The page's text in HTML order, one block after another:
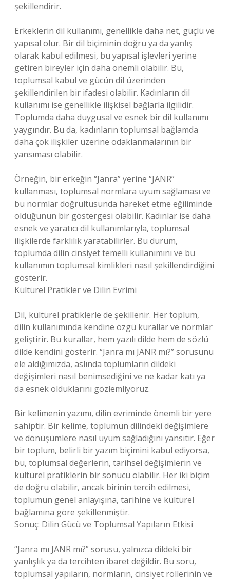
şekillendirir.
Erkeklerin dil kullanımı, genellikle daha net, güçlü ve
yapısal olur. Bir dil biçiminin doğru ya da yanlış
olarak kabul edilmesi, bu yapısal işlevleri yerine
getiren bireyler için daha önemli olabilir. Bu,
toplumsal kabul ve gücün dil üzerinden
şekillendirilen bir ifadesi olabilir. Kadınların dil
kullanımı ise genellikle ilişkisel bağlarla ilgilidir.
Toplumda daha duygusal ve esnek bir dil kullanımı
yaygındır. Bu da, kadınların toplumsal bağlamda
daha çok ilişkiler üzerine odaklanmalarının bir
yansıması olabilir.
Örneğin, bir erkeğin “Janra” yerine “JANR”
kullanması, toplumsal normlara uyum sağlaması ve
bu normlar doğrultusunda hareket etme eğiliminde
olduğunun bir göstergesi olabilir. Kadınlar ise daha
esnek ve yaratıcı dil kullanımlarıyla, toplumsal
ilişkilerde farklılık yaratabilirler. Bu durum,
toplumda dilin cinsiyet temelli kullanımını ve bu
kullanımın toplumsal kimlikleri nasıl şekillendirdiğini
gösterir.
Kültürel Pratikler ve Dilin Evrimi
Dil, kültürel pratiklerle de şekillenir. Her toplum,
dilin kullanımında kendine özgü kurallar ve normlar
geliştirir. Bu kurallar, hem yazılı dilde hem de sözlü
dilde kendini gösterir. “Janra mı JANR mı?” sorusunu
ele aldığımızda, aslında toplumların dildeki
değişimleri nasıl benimsediğini ve ne kadar katı ya
da esnek olduklarını gözlemliyoruz.
Bir kelimenin yazımı, dilin evriminde önemli bir yere
sahiptir. Bir kelime, toplumun dilindeki değişimlere
ve dönüşümlere nasıl uyum sağladığını yansıtır. Eğer
bir toplum, belirli bir yazım biçimini kabul ediyorsa,
bu, toplumsal değerlerin, tarihsel değişimlerin ve
kültürel pratiklerin bir sonucu olabilir. Her iki biçim
de doğru olabilir, ancak birinin tercih edilmesi,
toplumun genel anlayışına, tarihine ve kültürel
bağlamına göre şekillenmiştir.
Sonuç: Dilin Gücü ve Toplumsal Yapıların Etkisi
“Janra mı JANR mı?” sorusu, yalnızca dildeki bir
yanlışlık ya da tercihten ibaret değildir. Bu soru,
toplumsal yapıların, normların, cinsiyet rollerinin ve